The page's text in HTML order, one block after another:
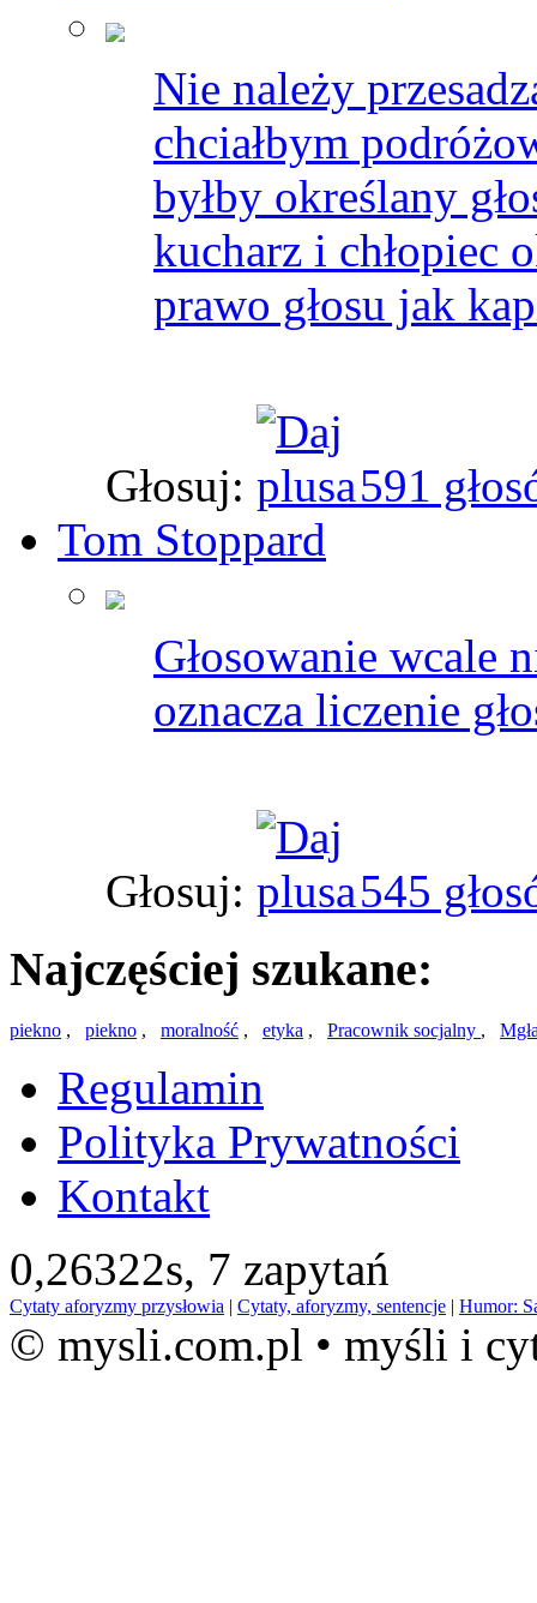
Nie należy
chciałbym
byłby określany
kucharz i chłopiec
prawo głosu jak
Głosuj:
591
Tom Stoppard
Głosowanie wcale
oznacza liczenie
Głosuj: 545
Najczęściej szukane:
piekno , piekno , moralność , etyka , Pracownik socjalny ,
Regulamin
Polityka Prywatności
Kontakt
0,26322s, 7 zapytań
Cytaty aforyzmy przysłowia | Cytaty, aforyzmy, sentencje | Humor:
© mysli.com.pl • myśli i